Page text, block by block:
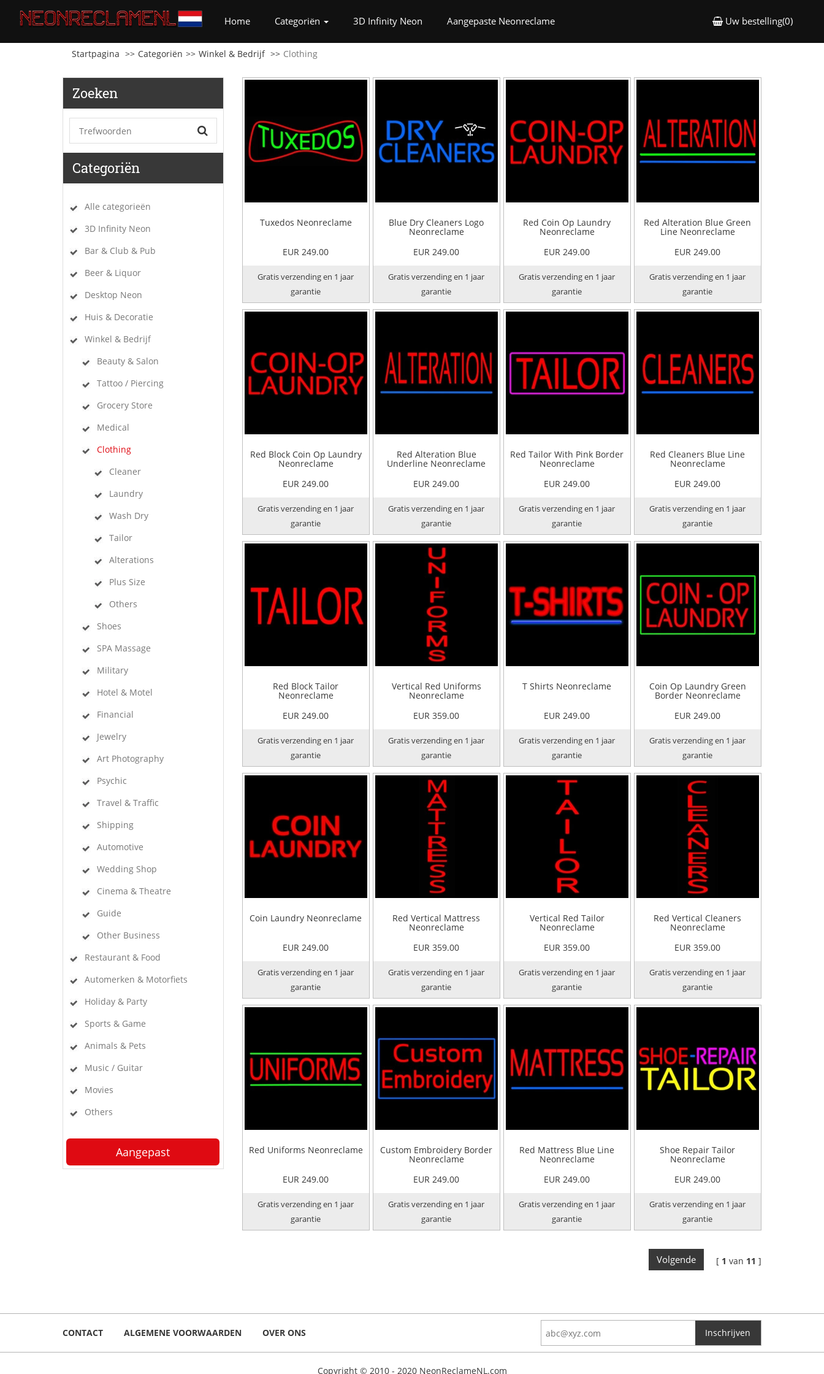
Home(current)Categoriën 3D Infinity Neon Aangepaste Neonreclame Uw bestelling(0)
Startpagina Categoriën Winkel & Bedrijf Clothing
Zoeken
Categoriën
Alle categorieën
3D Infinity Neon
Bar & Club & Pub
Beer & Liquor
Desktop Neon
Huis & Decoratie
Winkel & Bedrijf
Beauty & Salon
Tattoo / Piercing
Grocery Store
Medical
Clothing
Cleaner
Laundry
Wash Dry
Tailor
Alterations
Plus Size
Others
Shoes
SPA Massage
Military
Hotel & Motel
Financial
Jewelry
Art Photography
Psychic
Travel & Traffic
Shipping
Automotive
Wedding Shop
Cinema & Theatre
Guide
Other Business
Restaurant & Food
Automerken & Motorfiets
Holiday & Party
Sports & Game
Animals & Pets
Music / Guitar
Movies
Others
Aangepast
Tuxedos Neonreclame
EUR 249.00
Gratis verzending en 1 jaar
garantie
Blue Dry Cleaners Logo
Neonreclame
EUR 249.00
Gratis verzending en 1 jaar
garantie
Red Coin Op Laundry
Neonreclame
EUR 249.00
Gratis verzending en 1 jaar
garantie
Red Alteration Blue Green
Line Neonreclame
EUR 249.00
Gratis verzending en 1 jaar
garantie
Red Block Coin Op Laundry
Neonreclame
EUR 249.00
Gratis verzending en 1 jaar
garantie
Red Alteration Blue
Underline Neonreclame
EUR 249.00
Gratis verzending en 1 jaar
garantie
Red Tailor With Pink Border
Neonreclame
EUR 249.00
Gratis verzending en 1 jaar
garantie
Red Cleaners Blue Line
Neonreclame
EUR 249.00
Gratis verzending en 1 jaar
garantie
Red Block Tailor
Neonreclame
EUR 249.00
Gratis verzending en 1 jaar
garantie
Vertical Red Uniforms
Neonreclame
EUR 359.00
Gratis verzending en 1 jaar
garantie
T Shirts Neonreclame
EUR 249.00
Gratis verzending en 1 jaar
garantie
Coin Op Laundry Green
Border Neonreclame
EUR 249.00
Gratis verzending en 1 jaar
garantie
Coin Laundry Neonreclame
EUR 249.00
Gratis verzending en 1 jaar
garantie
Red Vertical Mattress
Neonreclame
EUR 359.00
Gratis verzending en 1 jaar
garantie
Vertical Red Tailor
Neonreclame
EUR 359.00
Gratis verzending en 1 jaar
garantie
Red Vertical Cleaners
Neonreclame
EUR 359.00
Gratis verzending en 1 jaar
garantie
Red Uniforms Neonreclame
EUR 249.00
Gratis verzending en 1 jaar
garantie
Custom Embroidery Border
Neonreclame
EUR 249.00
Gratis verzending en 1 jaar
garantie
Red Mattress Blue Line
Neonreclame
EUR 249.00
Gratis verzending en 1 jaar
garantie
Shoe Repair Tailor
Neonreclame
EUR 249.00
Gratis verzending en 1 jaar
garantie
[ 1 van 11 ]
Volgende
CONTACT ALGEMENE VOORWAARDEN OVER ONS
Copyright © 2010 - 2020 NeonReclameNL.com